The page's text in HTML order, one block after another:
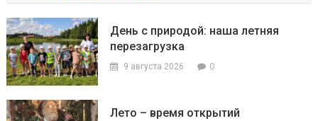
День с природой: наша летняя
перезагрузка
9 августа 2026 0
Лето – время открытий